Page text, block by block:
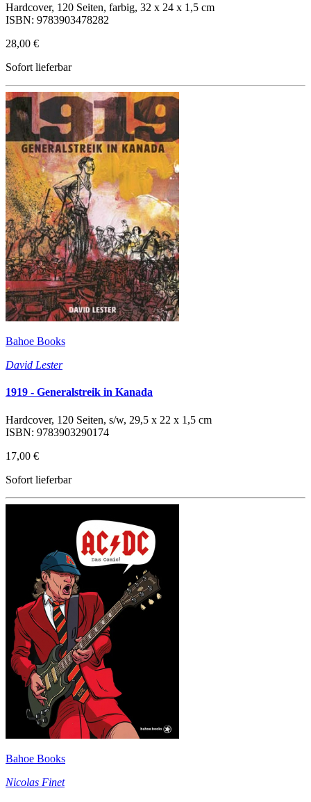
Hardcover, 120 Seiten, farbig, 32 x 24 x 1,5 cm
ISBN: 9783903478282
28,00 €
Sofort lieferbar
Bahoe Books
David Lester
1919 - Generalstreik in Kanada
Hardcover, 120 Seiten, s/w, 29,5 x 22 x 1,5 cm
ISBN: 9783903290174
17,00 €
Sofort lieferbar
Bahoe Books
Nicolas Finet